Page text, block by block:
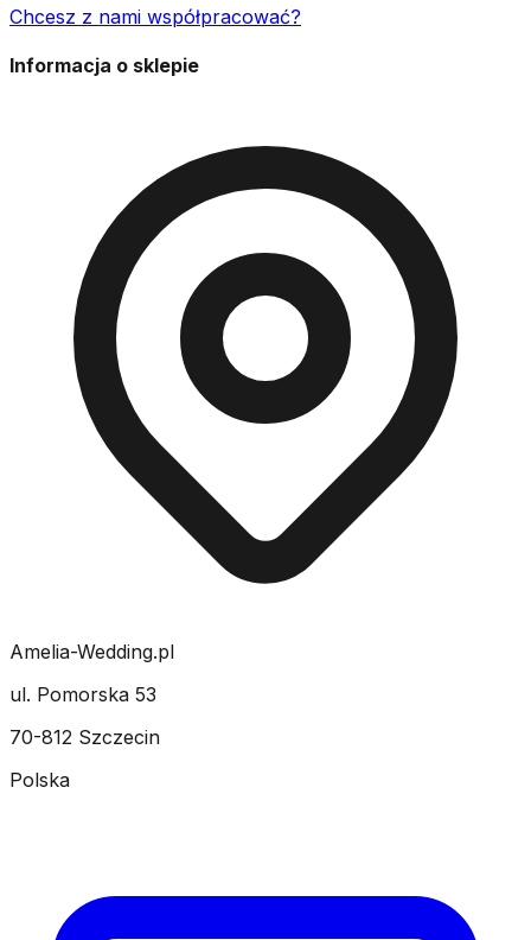
Chcesz z nami współpracować?
Informacja o sklepie
Amelia-Wedding.pl
ul. Pomorska 53
70-812 Szczecin
Polska